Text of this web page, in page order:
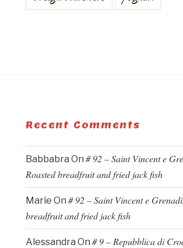
Recent Comments
Babbabra On # 92 – Saint Vincent e
Roasted breadfruit and fried jack fish
Marie On # 92 – Saint Vincent e
breadfruit and fried jack fish
Alessandra On # 9 – Repubblica di